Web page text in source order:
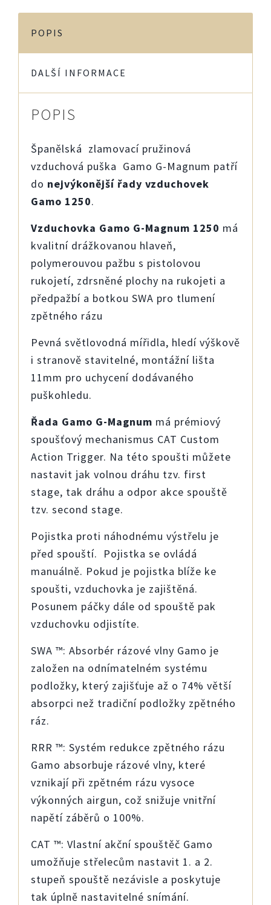
POPIS
DALŠÍ INFORMACE
POPIS
Španělská zlamovací pružinová
vzduchová puška Gamo G-Magnum patří
do nejvýkonější řady vzduchovek
Gamo 1250.
Vzduchovka Gamo G-Magnum 1250 má
kvalitní drážkovanou hlaveň,
polymerouvou pažbu s pistolovou
rukojetí, zdrsněné plochy na rukojeti a
předpažbí a botkou SWA pro tlumení
zpětného rázu
Pevná světlovodná mířidla, hledí výškově
i stranově stavitelné, montážní lišta
11mm pro uchycení dodávaného
puškohledu.
Řada Gamo G-Magnum má prémiový
spoušťový mechanismus CAT Custom
Action Trigger. Na této spoušti můžete
nastavit jak volnou dráhu tzv. first
stage, tak dráhu a odpor akce spouště
tzv. second stage.
Pojistka proti náhodnému výstřelu je
před spouští. Pojistka se ovládá
manuálně. Pokud je pojistka blíže ke
spoušti, vzduchovka je zajištěná.
Posunem páčky dále od spouště pak
vzduchovku odjistíte.
SWA ™: Absorbér rázové vlny Gamo je
založen na odnímatelném systému
podložky, který zajišťuje až o 74% větší
absorpci než tradiční podložky zpětného
ráz.
RRR ™: Systém redukce zpětného rázu
Gamo absorbuje rázové vlny, které
vznikají při zpětném rázu vysoce
výkonných airgun, což snižuje vnitřní
napětí záběrů o 100%.
CAT ™: Vlastní akční spouštěč Gamo
umožňuje střelecům nastavit 1. a 2.
stupeň spouště nezávisle a poskytuje
tak úplně nastavitelné snímání.